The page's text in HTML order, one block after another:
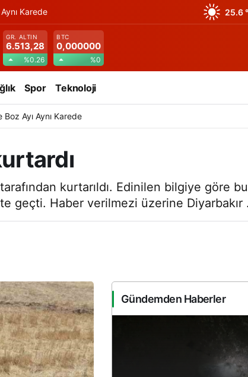
Karede 25.6 °
GR. ALTIN
6.513,28
%0.26
BTC
0,000000
%0
Spor Teknoloji
Gündüz Modu
Gündüz modunu
Ayı Aynı Karede
kurtarıldı. Edinilen bilgiye göre
geçti. Haber verilmezi üzerine Diyarbakır
Gündemden Haberler